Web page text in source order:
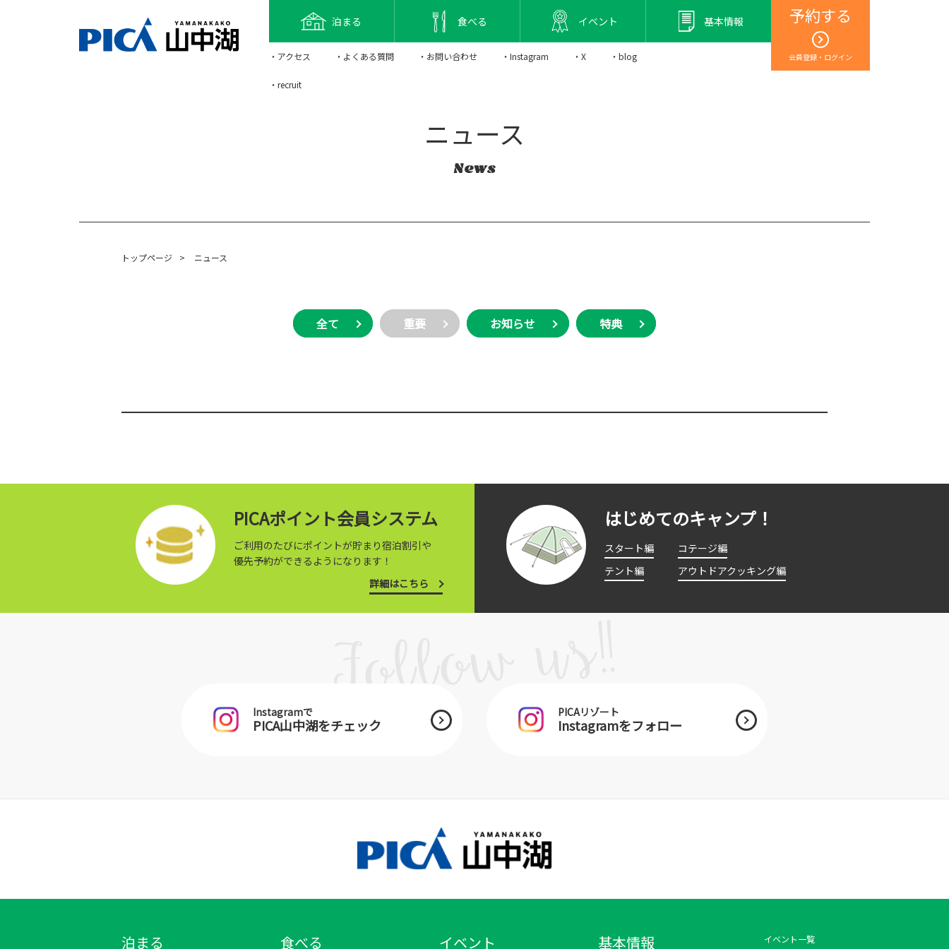
予約する
会員登録・ログイン
泊まる 食べる イベント 基本情報
・アクセス ・よくある質問 ・お問い合わせ ・Instagram ・X ・blog
・recruit
ニュース
News
トップページ > ニュース
全て 重要 お知らせ 特典
PICAポイント会員システム
ご利用のたびにポイントが貯まり宿泊割引や
優先予約ができるようになります！
詳細はこちら
はじめてのキャンプ！
スタート編
コテージ編
テント編
アウトドアクッキング編
Instagramで
PICA山中湖をチェック
PICAリゾート
Instagramをフォロー
泊まる 食べる イベント 基本情報 イベント一覧